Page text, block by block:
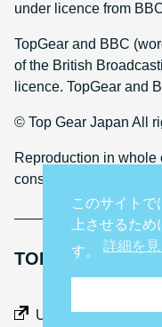
under licence from
TopGear and BBC
of the British
licence. TopGear and
© Top Gear Japan All
Reproduction in whole
consent
TOP GEAR
UK
このサイトで
上させるた
す。 詳細を見